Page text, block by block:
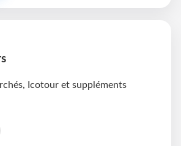
Icotour et suppléments